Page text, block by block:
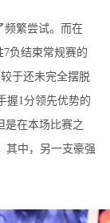
繁尝试。而在
负结束常规赛的
于还未完全摆脱
握1分领先优势的
是在本场比赛之
其中，另一支豪强